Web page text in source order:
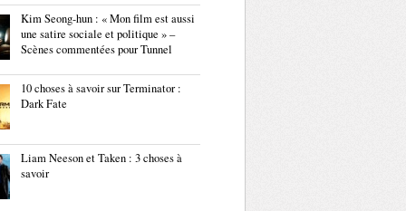
Kim Seong-hun : « Mon film est aussi
une satire sociale et politique » –
Scènes commentées pour Tunnel
10 choses à savoir sur Terminator :
Dark Fate
Liam Neeson et Taken : 3 choses à
savoir